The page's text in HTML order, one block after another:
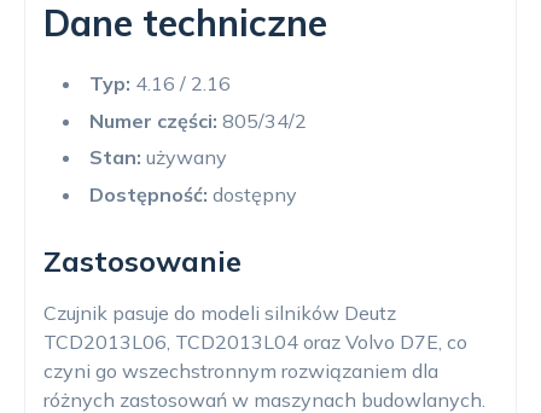
Dane techniczne
Typ: 4.16 / 2.16
Numer części: 805/34/2
Stan: używany
Dostępność: dostępny
Zastosowanie
Czujnik pasuje do modeli silników Deutz
TCD2013L06, TCD2013L04 oraz Volvo D7E, co
czyni go wszechstronnym rozwiązaniem dla
różnych zastosowań w maszynach budowlanych.